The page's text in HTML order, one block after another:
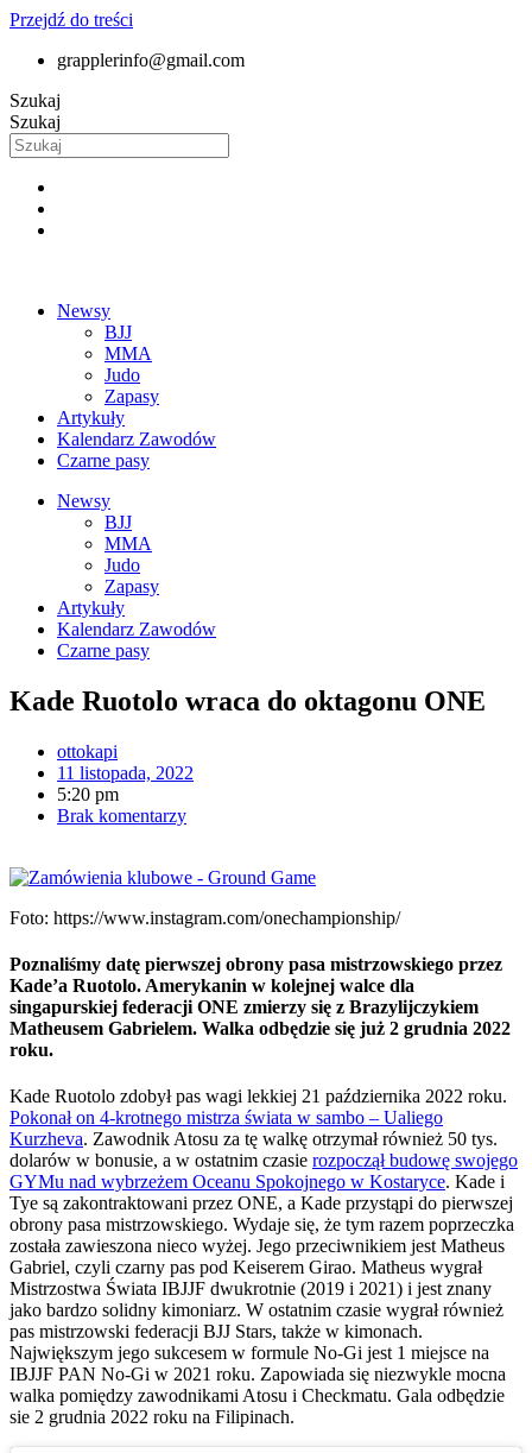
Przejdź do treści
grapplerinfo@gmail.com
Szukaj
Szukaj
Newsy
BJJ
MMA
Judo
Zapasy
Artykuły
Kalendarz Zawodów
Czarne pasy
Newsy
BJJ
MMA
Judo
Zapasy
Artykuły
Kalendarz Zawodów
Czarne pasy
Kade Ruotolo wraca do oktagonu ONE
ottokapi
11 listopada, 2022
5:20 pm
Brak komentarzy
Foto: https://www.instagram.com/onechampionship/
Poznaliśmy datę pierwszej obrony pasa mistrzowskiego przez
Kade’a Ruotolo. Amerykanin w kolejnej walce dla
singapurskiej federacji ONE zmierzy się z Brazylijczykiem
Matheusem Gabrielem. Walka odbędzie się już 2 grudnia 2022
roku.
Kade Ruotolo zdobył pas wagi lekkiej 21 października 2022 roku.
Pokonał on 4-krotnego mistrza świata w sambo – Ualiego
Kurzheva. Zawodnik Atosu za tę walkę otrzymał również 50 tys.
dolarów w bonusie, a w ostatnim czasie rozpoczął budowę swojego
GYMu nad wybrzeżem Oceanu Spokojnego w Kostaryce. Kade i
Tye są zakontraktowani przez ONE, a Kade przystąpi do pierwszej
obrony pasa mistrzowskiego. Wydaje się, że tym razem poprzeczka
została zawieszona nieco wyżej. Jego przeciwnikiem jest Matheus
Gabriel, czyli czarny pas pod Keiserem Girao. Matheus wygrał
Mistrzostwa Świata IBJJF dwukrotnie (2019 i 2021) i jest znany
jako bardzo solidny kimoniarz. W ostatnim czasie wygrał również
pas mistrzowski federacji BJJ Stars, także w kimonach.
Największym jego sukcesem w formule No-Gi jest 1 miejsce na
IBJJF PAN No-Gi w 2021 roku. Zapowiada się niezwykle mocna
walka pomiędzy zawodnikami Atosu i Checkmatu. Gala odbędzie
sie 2 grudnia 2022 roku na Filipinach.